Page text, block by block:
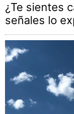
¿Te sientes
señales lo